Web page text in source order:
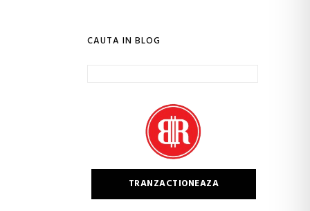
CAUTA IN BLOG
TRANZACTIONEAZA